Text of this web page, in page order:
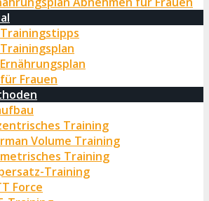
Frauen
Training
Volume Training
Training
Training
Force